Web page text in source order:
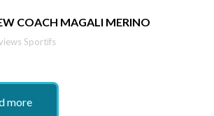
COACH MAGALI MERINO
Sportifs
more